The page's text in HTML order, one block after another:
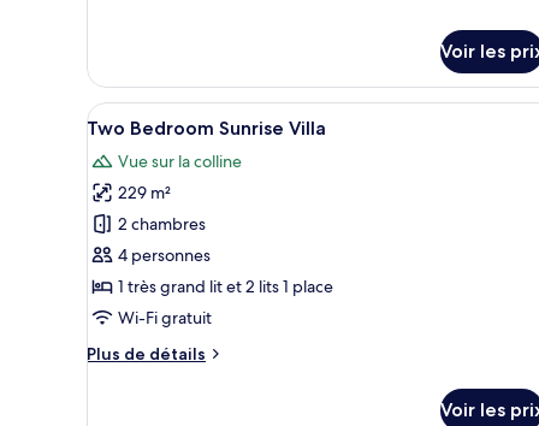
Villa
type
de
chambre
One
Bedroom
Pool
Villa
Voir les
Afficher
toutes
les
photos
pour
ce
type
de
chambre :
Two
Une chambre d’hôtel
22
Two Bedroom Sunrise Villa
Vue sur la colline
229 m²
2 chambres
4 personnes
1 très grand lit et 2 lits 1 place
Wi-Fi gratuit
Plus de détails
Plus
Voir les